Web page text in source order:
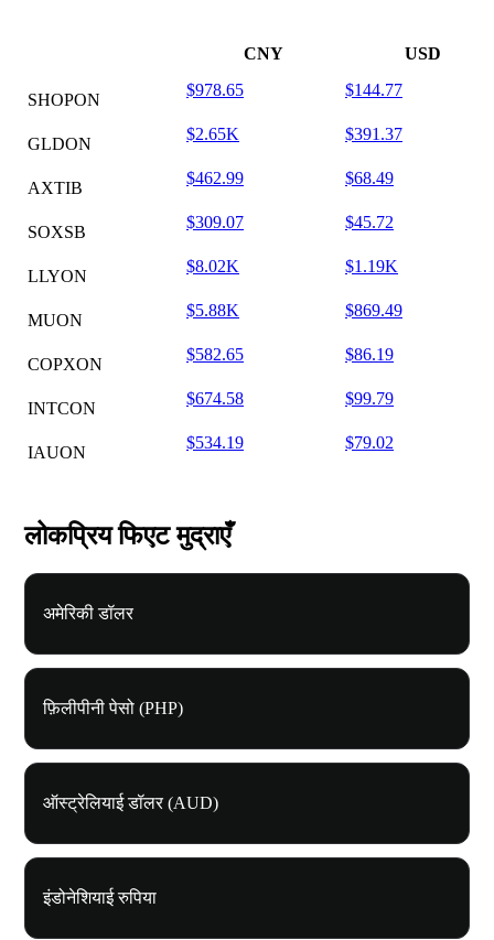
CNY USD
SHOPON
$978.65 $144.77
GLDON
$2.65K $391.37
AXTIB
$462.99 $68.49
SOXSB
$309.07 $45.72
LLYON
$8.02K $1.19K
MUON
$5.88K $869.49
COPXON
$582.65 $86.19
INTCON
$674.58 $99.79
IAUON
$534.19 $79.02
लोकप्रिय फिएट मुद्राएँ
अमेरिकी डॉलर
फ़िलीपीनी पेसो (PHP)
ऑस्ट्रेलियाई डॉलर (AUD)
इंडोनेशियाई रुपिया